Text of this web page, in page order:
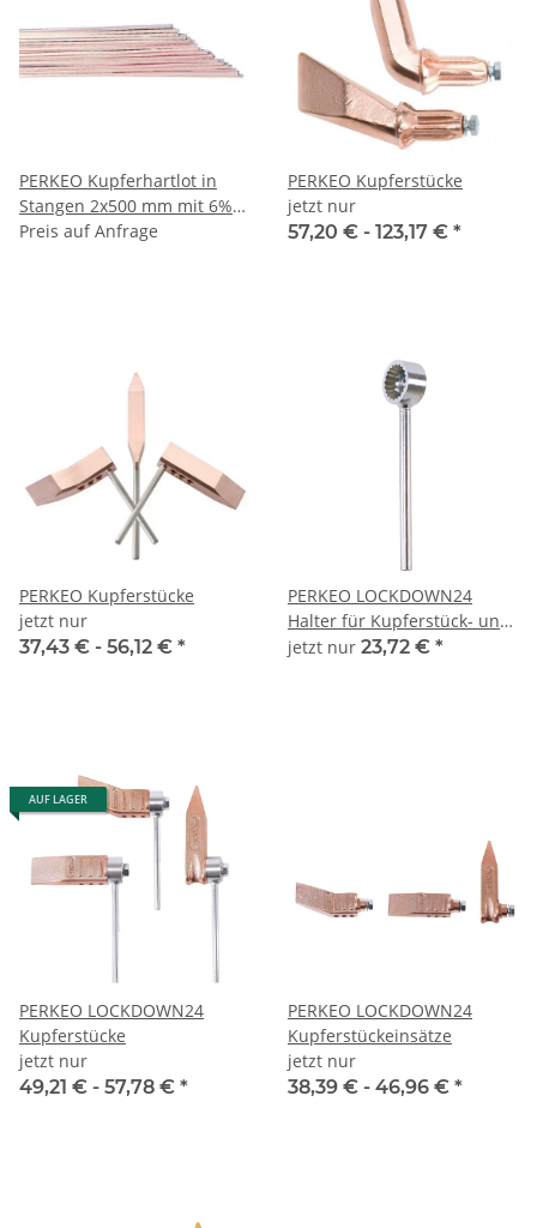
PERKEO Kupferhartlot in
Stangen 2x500 mm mit 6%
Phosphor, B-Cu94P -
Preis auf Anfrage
PERKEO Kupferstücke
jetzt nur
57,20 € - 123,17 € *
PERKEO Kupferstücke
jetzt nur
37,43 € - 56,12 € *
PERKEO LOCKDOWN24
Halter für Kupferstück- und
ZINNLUX LONGLIFE
jetzt nur 23,72 € *
AUF LAGER
PERKEO LOCKDOWN24
Kupferstücke
jetzt nur
49,21 € - 57,78 € *
PERKEO LOCKDOWN24
Kupferstückeinsätze
jetzt nur
38,39 € - 46,96 € *